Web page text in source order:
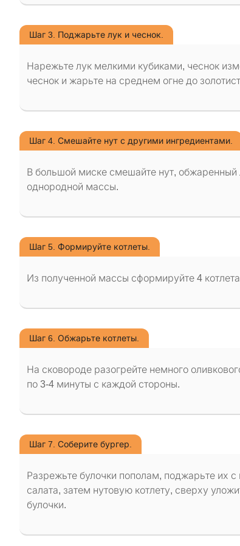
Шаг 3. Поджарьте лук и чеснок.
Нарежьте лук мелкими кубиками, чеснок
чеснок и жарьте на среднем огне до
Шаг 4. Смешайте нут с другими ингредиентами.
В большой миске смешайте нут, обжаренный
однородной массы.
Шаг 5. Формируйте котлеты.
Из полученной массы сформируйте 4
Шаг 6. Обжарьте котлеты.
На сковороде разогрейте немного
по 3-4 минуты с каждой стороны.
Шаг 7. Соберите бургер.
Разрежьте булочки пополам, поджарьте их
салата, затем нутовую котлету, сверху
булочки.